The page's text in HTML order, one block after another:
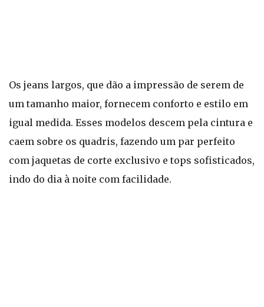
Os jeans largos, que dão a impressão de serem de
um tamanho maior, fornecem conforto e estilo em
igual medida. Esses modelos descem pela cintura e
caem sobre os quadris, fazendo um par perfeito
com jaquetas de corte exclusivo e tops sofisticados,
indo do dia à noite com facilidade.